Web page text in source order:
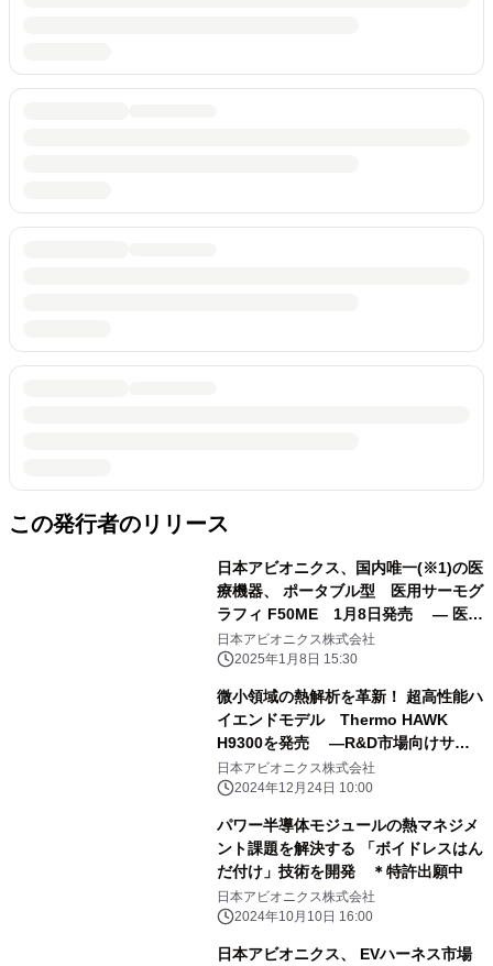
この発行者のリリース
日本アビオニクス、国内唯一(※1)の医
療機器、 ポータブル型 医用サーモグ
ラフィ F50ME 1月8日発売 ― 医療
現場の効率化と患者負担の軽減を実現
―
日本アビオニクス株式会社
2025年1月8日 15:30
微小領域の熱解析を革新！ 超高性能ハ
イエンドモデル Thermo HAWK
H9300を発売 ―R&D市場向けサー
モグラフィ―
日本アビオニクス株式会社
2024年12月24日 10:00
パワー半導体モジュールの熱マネジメ
ント課題を解決する 「ボイドレスはん
だ付け」技術を開発 ＊特許出願中
日本アビオニクス株式会社
2024年10月10日 16:00
日本アビオニクス、 EVハーネス市場